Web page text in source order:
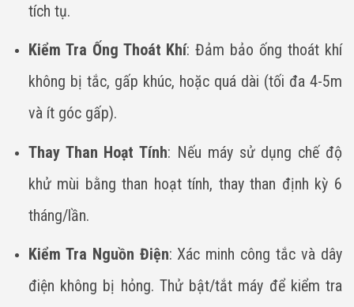
tích tụ.
Kiểm Tra Ống Thoát Khí: Đảm bảo ống thoát khí
không bị tắc, gấp khúc, hoặc quá dài (tối đa 4-5m
và ít góc gấp).
Thay Than Hoạt Tính: Nếu máy sử dụng chế độ
khử mùi bằng than hoạt tính, thay than định kỳ 6
tháng/lần.
Kiểm Tra Nguồn Điện: Xác minh công tắc và dây
điện không bị hỏng. Thử bật/tắt máy để kiểm tra